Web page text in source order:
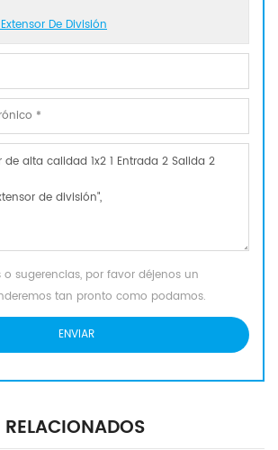
De División
sugerencias, por favor déjenos un
tan pronto como podamos.